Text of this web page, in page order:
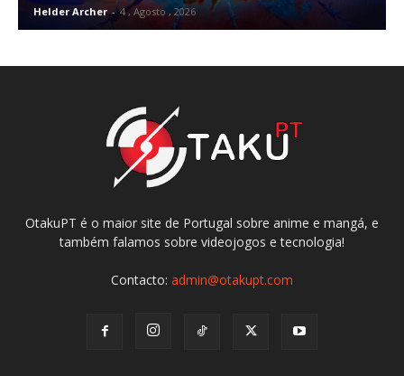
Helder Archer - 4 , Agosto , 2026
OtakuPT é o maior site de Portugal sobre anime e mangá, e
também falamos sobre videojogos e tecnologia!
Contacto: admin@otakupt.com